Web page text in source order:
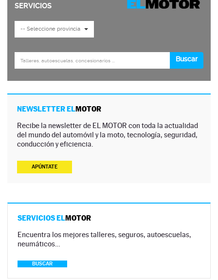
NEWSLETTER ELMOTOR
Recibe la newsletter de EL MOTOR con toda la actualidad
del mundo del automóvil y la moto, tecnología, seguridad,
conducción y eficiencia.
APÚNTATE
SERVICIOS ELMOTOR
Encuentra los mejores talleres, seguros, autoescuelas,
neumáticos…
BUSCAR